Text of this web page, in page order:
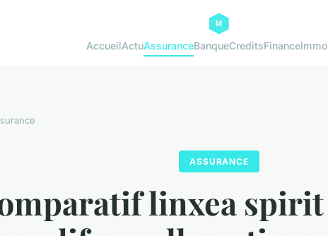
AccueilActuAssuranceBanqueCreditsFinance
ASSURANCE
linxea spirit